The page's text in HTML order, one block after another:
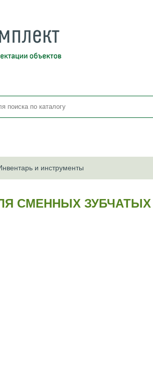
и инструменты
СМЕННЫХ ЗУБЧАТЫХ